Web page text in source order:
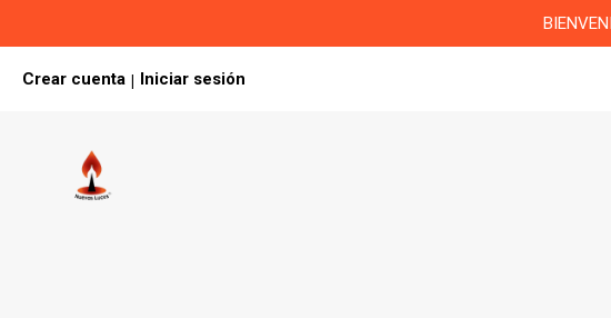
Crear cuenta | Iniciar sesión